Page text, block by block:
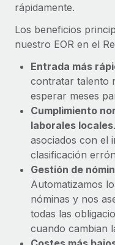
rápidamente.
Los beneficios
nuestro EOR en el
Entrada más
contratar talento
esperar meses
Cumplimiento
laborales locales
asociados con el
clasificación
Gestión de
Automatizamos
nóminas y nos
todas las
cuando cambian